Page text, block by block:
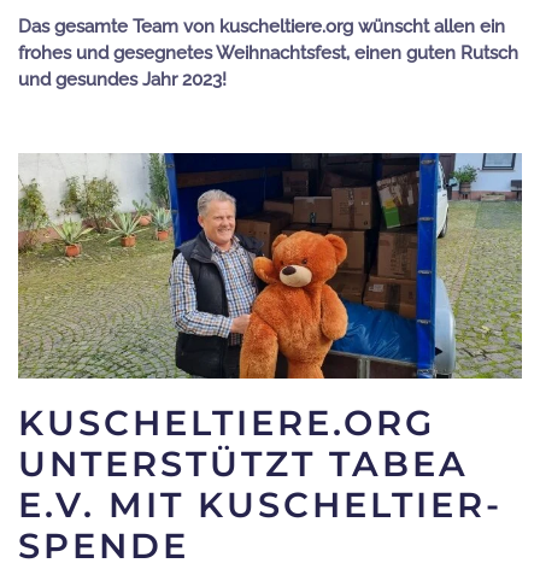
Das gesamte Team von kuscheltiere.org wünscht allen ein
frohes und gesegnetes Weihnachtsfest, einen guten Rutsch
und gesundes Jahr 2023!
KUSCHELTIERE.ORG
UNTERSTÜTZT TABEA
E.V. MIT KUSCHELTIER-
SPENDE